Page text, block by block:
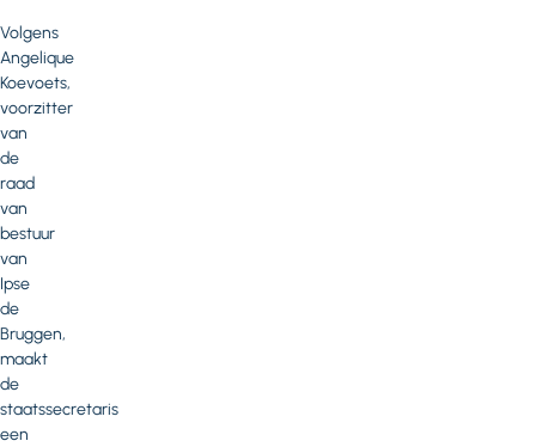
Volgens
Angelique
Koevoets,
voorzitter
van
de
raad
van
bestuur
van
Ipse
de
Bruggen,
maakt
de
staatssecretaris
een